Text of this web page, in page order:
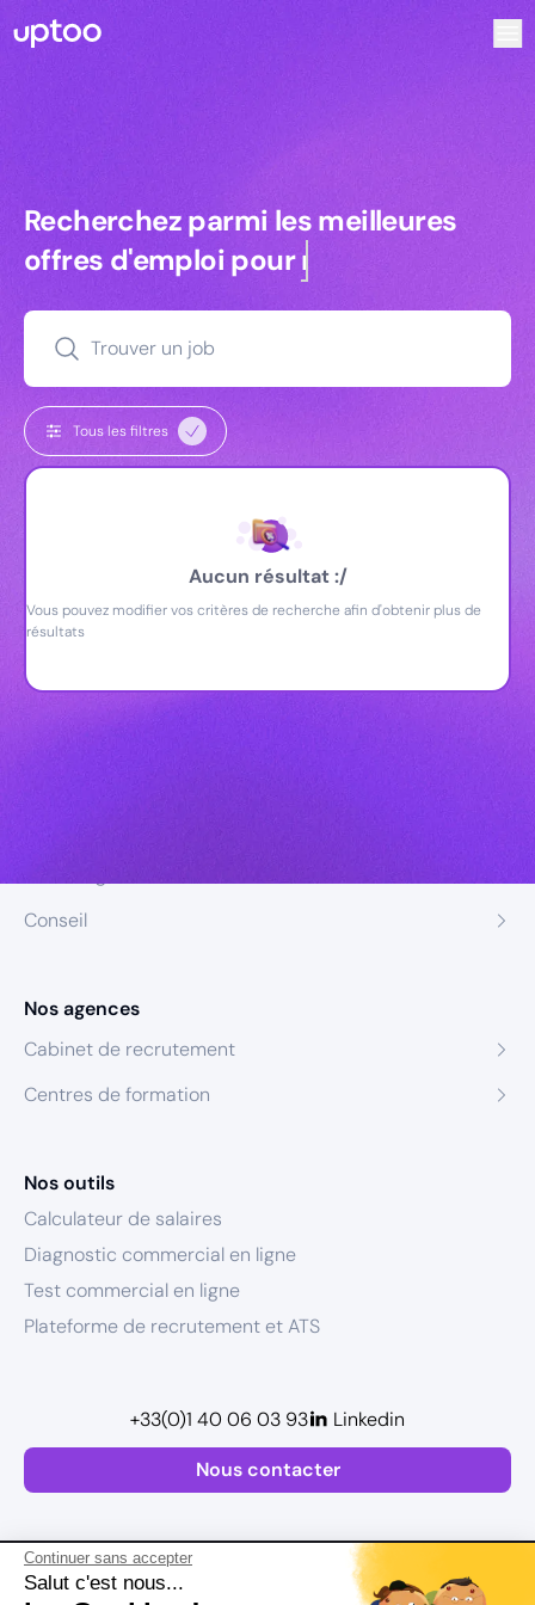
Continuer sans accepter
Salut c'est nous...
Recherchez parmi les meilleures
Recherchez parmi les meilleures
offres d'emploi pourmanagers
Trouver un job
Tous les filtres
Aucun résultat :/
Vous pouvez modifier vos critères de recherche afin d'obtenir plus de
résultats
Conseil
Nos agences
Cabinet de recrutement
Centres de formation
Nos outils
Calculateur de salaires
Diagnostic commercial en ligne
Test commercial en ligne
Plateforme de recrutement et ATS
Nous contacter
+33(0)1 40 06 03 93 Linkedin